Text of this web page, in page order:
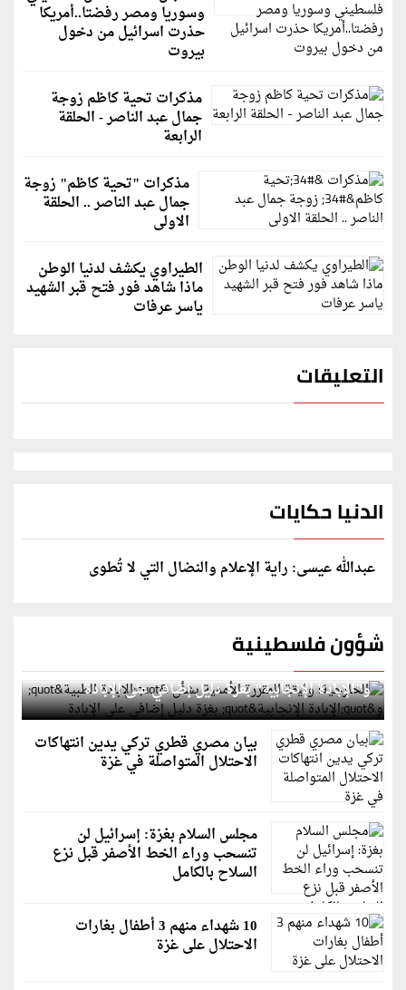
وسوريا ومصر رفضتا..أمريكا
حذرت اسرائيل من دخول
بيروت
مذكرات تحية كاظم زوجة
جمال عبد الناصر - الحلقة
الرابعة
مذكرات "تحية كاظم" زوجة
جمال عبد الناصر .. الحلقة
الاولى
الطيراوي يكشف لدنيا الوطن
ماذا شاهد فور فتح قبر الشهيد
ياسر عرفات
التعليقات
الدنيا حكايات
عبدالله عيسى: راية الإعلام والنضال التي لا تُطوى
شؤون فلسطينية
الخارجية: وثيقة المقررة الأممية بشأن "الإبادة الطبية"
و"الإبادة الإنجابية" بغزة دليل إضافي على الإبادة
بيان مصري قطري تركي يدين انتهاكات
الاحتلال المتواصلة في غزة
مجلس السلام بغزة: إسرائيل لن
تنسحب وراء الخط الأصفر قبل نزع
السلاح بالكامل
10 شهداء منهم 3 أطفال بغارات
الاحتلال على غزة